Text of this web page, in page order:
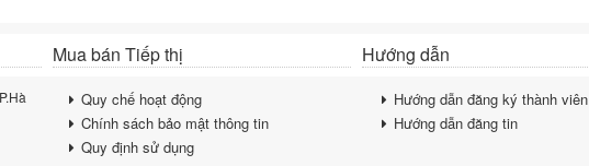
Mua bán Tiếp thị Hướng dẫn
Quy chế hoạt động
Chính sách bảo mật thông tin
Quy định sử dụng
Hướng dẫn đăng ký thành viên
Hướng dẫn đăng tin